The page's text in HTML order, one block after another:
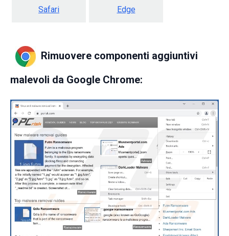
Safari Edge
Rimuovere componenti aggiuntivi
malevoli da Google Chrome: